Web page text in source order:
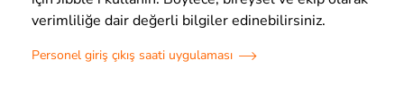
verimliliğe dair değerli bilgiler edinebilirsiniz.
Personel giriş çıkış saati uygulaması